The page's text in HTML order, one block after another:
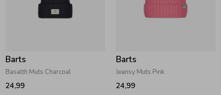
Barts
Basalth Muts Charcoal
24,99
Barts
Jeansy Muts Pink
24,99